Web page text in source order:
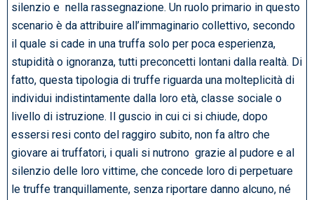
silenzio e nella rassegnazione. Un ruolo primario in questo
scenario è da attribuire all’immaginario collettivo, secondo
il quale si cade in una truffa solo per poca esperienza,
stupidità o ignoranza, tutti preconcetti lontani dalla realtà. Di
fatto, questa tipologia di truffe riguarda una molteplicità di
individui indistintamente dalla loro età, classe sociale o
livello di istruzione. Il guscio in cui ci si chiude, dopo
essersi resi conto del raggiro subito, non fa altro che
giovare ai truffatori, i quali si nutrono grazie al pudore e al
silenzio delle loro vittime, che concede loro di perpetuare
le truffe tranquillamente, senza riportare danno alcuno, né